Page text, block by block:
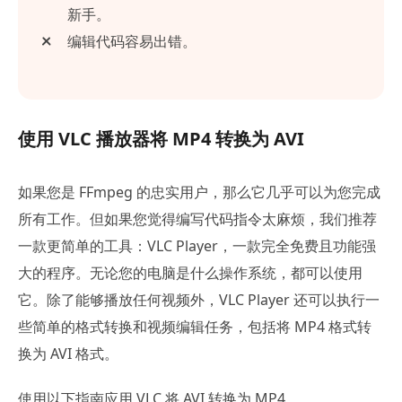
新手。
编辑代码容易出错。
使用 VLC 播放器将 MP4 转换为 AVI
如果您是 FFmpeg 的忠实用户，那么它几乎可以为您完成
所有工作。但如果您觉得编写代码指令太麻烦，我们推荐
一款更简单的工具：VLC Player，一款完全免费且功能强
大的程序。无论您的电脑是什么操作系统，都可以使用
它。除了能够播放任何视频外，VLC Player 还可以执行一
些简单的格式转换和视频编辑任务，包括将 MP4 格式转
换为 AVI 格式。